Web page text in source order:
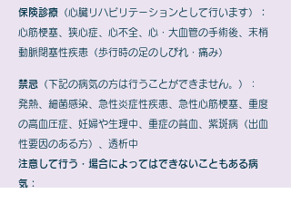
保険診療 （心臓リハビリテーションとして行います）
：
心筋梗塞、狭心症、心不全、心・大血管の手術後、末梢
動脈閉塞性疾患（歩行時の足のしびれ・痛み）
禁忌 （下記の病気の方は行うことができません。）：
発熱、細菌感染、急性炎症性疾患、 急性心筋梗塞、重度
の高血圧症、妊婦や生理中、重症の貧血、紫斑病（出血
性要因のある方）、透析中
注意して行う・場合によってはできないこともある病
気：